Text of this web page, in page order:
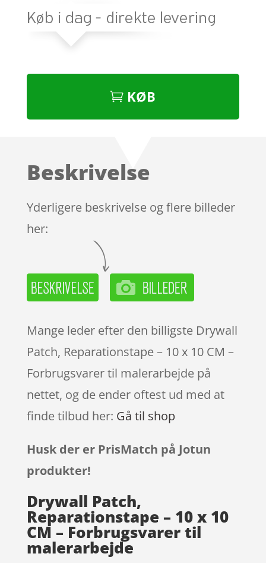
KØB
Beskrivelse
Yderligere beskrivelse og flere billeder
her:
Mange leder efter den billigste Drywall
Patch, Reparationstape – 10 x 10 CM –
Forbrugsvarer til malerarbejde på
nettet, og de ender oftest ud med at
finde tilbud her: Gå til shop
Husk der er PrisMatch på Jotun
produkter!
Drywall Patch,
Reparationstape – 10 x 10
CM – Forbrugsvarer til
malerarbejde